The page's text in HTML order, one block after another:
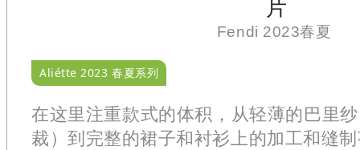
Fendi 2023春夏
Aliétte 2023 春夏系列
在这里注重款式的体积，从轻薄的巴里
裁）到完整的裙子和衬衫上的加工和缝